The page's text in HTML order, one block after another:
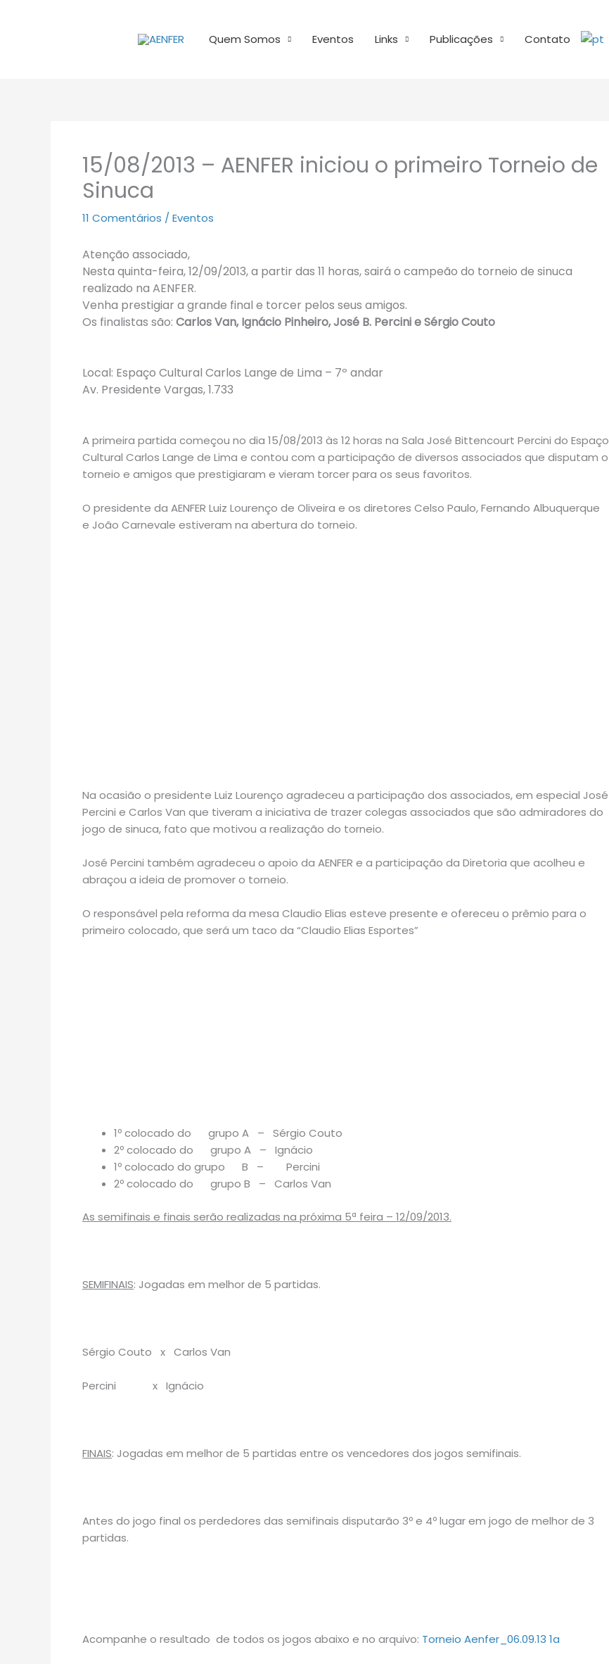
Quem Somos Eventos Links Publicações Contato
15/08/2013 – AENFER iniciou o primeiro Torneio de
Sinuca
11 Comentários / Eventos
Atenção associado,
Nesta quinta-feira, 12/09/2013, a partir das 11 horas, sairá o campeão do torneio de sinuca
realizado na AENFER.
Venha prestigiar a grande final e torcer pelos seus amigos.
Os finalistas são: Carlos Van, Ignácio Pinheiro, José B. Percini e Sérgio Couto
Local: Espaço Cultural Carlos Lange de Lima – 7º andar
Av. Presidente Vargas, 1.733
A primeira partida começou no dia 15/08/2013 às 12 horas na Sala José Bittencourt Percini do Espaço
Cultural Carlos Lange de Lima e contou com a participação de diversos associados que disputam o
torneio e amigos que prestigiaram e vieram torcer para os seus favoritos.
O presidente da AENFER Luiz Lourenço de Oliveira e os diretores Celso Paulo, Fernando Albuquerque
e João Carnevale estiveram na abertura do torneio.
Na ocasião o presidente Luiz Lourenço agradeceu a participação dos associados, em especial José
Percini e Carlos Van que tiveram a iniciativa de trazer colegas associados que são admiradores do
jogo de sinuca, fato que motivou a realização do torneio.
José Percini também agradeceu o apoio da AENFER e a participação da Diretoria que acolheu e
abraçou a ideia de promover o torneio.
O responsável pela reforma da mesa Claudio Elias esteve presente e ofereceu o prêmio para o
primeiro colocado, que será um taco da “Claudio Elias Esportes”
1º colocado do grupo A – Sérgio Couto
2º colocado do grupo A – Ignácio
1º colocado do grupo B – Percini
2º colocado do grupo B – Carlos Van
As semifinais e finais serão realizadas na próxima 5ª feira – 12/09/2013.
SEMIFINAIS: Jogadas em melhor de 5 partidas.
Sérgio Couto x Carlos Van
Percini x Ignácio
FINAIS: Jogadas em melhor de 5 partidas entre os vencedores dos jogos semifinais.
Antes do jogo final os perdedores das semifinais disputarão 3º e 4º lugar em jogo de melhor de 3
partidas.
Acompanhe o resultado de todos os jogos abaixo e no arquivo: Torneio Aenfer_06.09.13 1a